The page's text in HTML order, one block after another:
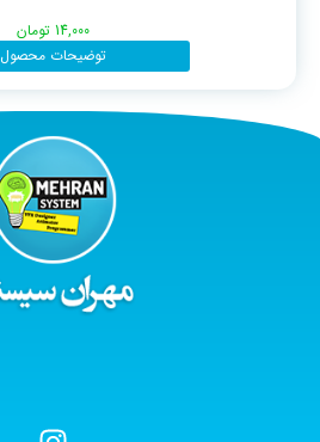
14,000 تومان
توضیحات محصول